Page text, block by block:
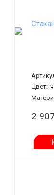
Цвет:
2